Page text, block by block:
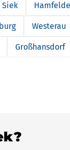
Siek Hamfelde
Westerau
Großhansdorf